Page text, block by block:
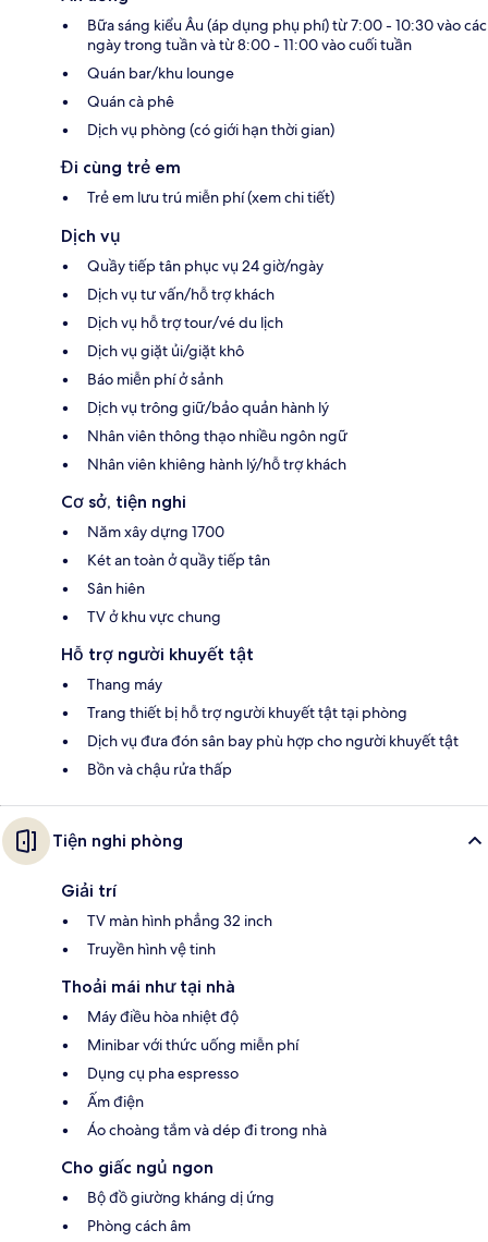
Bữa sáng kiểu Âu (áp dụng phụ phí) từ 7:00 - 10:30 vào các
ngày trong tuần và từ 8:00 - 11:00 vào cuối tuần
Quán bar/khu lounge
Quán cà phê
Dịch vụ phòng (có giới hạn thời gian)
Đi cùng trẻ em
Trẻ em lưu trú miễn phí (xem chi tiết)
Dịch vụ
Quầy tiếp tân phục vụ 24 giờ/ngày
Dịch vụ tư vấn/hỗ trợ khách
Dịch vụ hỗ trợ tour/vé du lịch
Dịch vụ giặt ủi/giặt khô
Báo miễn phí ở sảnh
Dịch vụ trông giữ/bảo quản hành lý
Nhân viên thông thạo nhiều ngôn ngữ
Nhân viên khiêng hành lý/hỗ trợ khách
Cơ sở, tiện nghi
Năm xây dựng 1700
Két an toàn ở quầy tiếp tân
Sân hiên
TV ở khu vực chung
Hỗ trợ người khuyết tật
Thang máy
Trang thiết bị hỗ trợ người khuyết tật tại phòng
Dịch vụ đưa đón sân bay phù hợp cho người khuyết tật
Bồn và chậu rửa thấp
Tiện nghi phòng
Giải trí
TV màn hình phẳng 32 inch
Truyền hình vệ tinh
Thoải mái như tại nhà
Máy điều hòa nhiệt độ
Minibar với thức uống miễn phí
Dụng cụ pha espresso
Ấm điện
Áo choàng tắm và dép đi trong nhà
Cho giấc ngủ ngon
Bộ đồ giường kháng dị ứng
Phòng cách âm